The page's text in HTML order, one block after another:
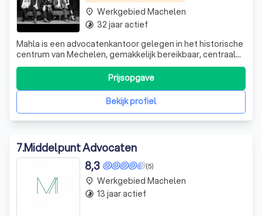
Mahla is een advocatenkantoor gelegen in het historische
centrum van Mechelen, gemakkelijk bereikbaar, centraal
tussen Antwerpen en Brussel. Met Mahla staan wij midden
in de samenleving en herkennen wij snel uw problemen.
Met persoonlijke betrokkenheid pakken wij uw zaken
doelgericht aan en streBekijk profiel
Prijsopgave
place Werkgebied Machelen
timelapse 32 jaar actief
7.Middelpunt Advocaten
(5)
8,3
place Werkgebied Machelen
timelapse 13 jaar actief